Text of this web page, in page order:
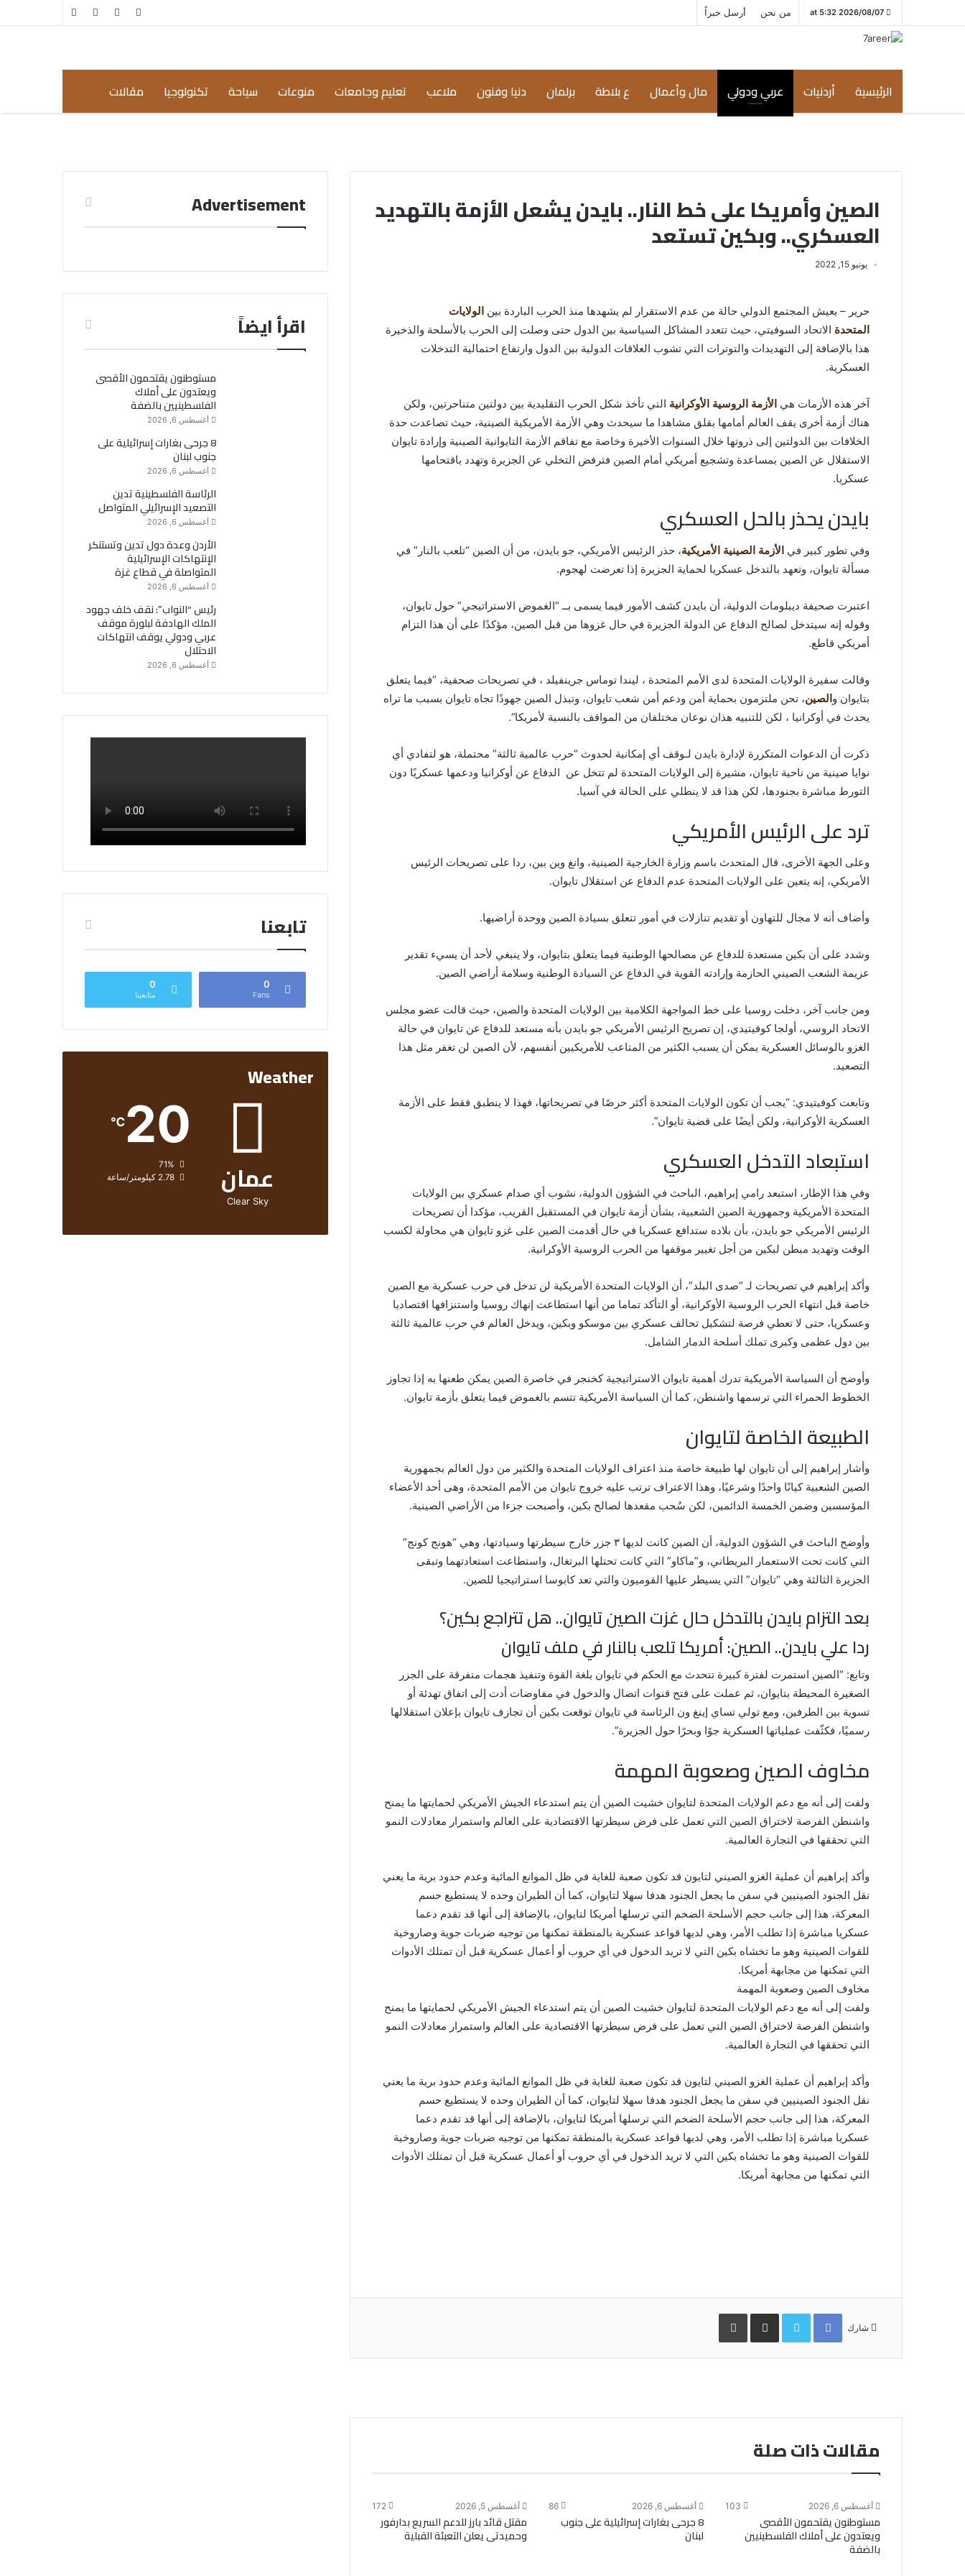
2026/08/07 at 5:32 من نحن أرسل خبراً مقال
الرئيسية أردنيات عربي ودولي مال وأعمال ع بلاطة برلمان دنيا وفنون ملاعب تعليم وجامعات منوعات سياحة تكنولوجيا مقالات
الصين وأمريكا على خط النار.. بايدن يشعل الأزمة بالتهديد
العسكري.. وبكين تستعد
يونيو 15, 2022
حرير – يعيش المجتمع الدولي حالة من عدم الاستقرار لم يشهدها منذ الحرب الباردة بين الولايات
المتحدة الاتحاد السوفيتي، حيث تتعدد المشاكل السياسية بين الدول حتى وصلت إلى الحرب بالأسلحة والذخيرة
هذا بالإضافة إلى التهديدات والتوترات التي تشوب العلاقات الدولية بين الدول وارتفاع احتمالية التدخلات
العسكرية.
آخر هذه الأزمات هي الأزمة الروسية الأوكرانية التي تأخذ شكل الحرب التقليدية بين دولتين متناحرتين، ولكن
هناك أزمة أخرى يقف العالم أمامها بقلق مشاهدا ما سيحدث وهي الأزمة الأمريكية الصينية، حيث تصاعدت حدة
الخلافات بين الدولتين إلى ذروتها خلال السنوات الأخيرة وخاصة مع تفاقم الأزمة التايوانية الصينية وإرادة تايوان
الاستقلال عن الصين بمساعدة وتشجيع أمريكي أمام الصين فترفض التخلي عن الجزيرة وتهدد باقتحامها
عسكريا.
بايدن يحذر بالحل العسكري
وفي تطور كبير في الأزمة الصينية الأمريكية، حذر الرئيس الأمريكي، جو بايدن، من أن الصين “تلعب بالنار” في
مسألة تايوان، وتعهد بالتدخل عسكريا لحماية الجزيرة إذا تعرضت لهجوم.
اعتبرت صحيفة ديبلومات الدولية، أن بايدن كشف الأمور فيما يسمى بــ “الغموض الاستراتيجي” حول تايوان،
وقوله إنه سيتدخل لصالح الدفاع عن الدولة الجزيرة في حال غزوها من قبل الصين، مؤكدًا على أن هذا التزام
أمريكي قاطع.
وقالت سفيرة الولايات المتحدة لدى الأمم المتحدة ، ليندا توماس جرينفيلد ، في تصريحات صحفية، “فيما يتعلق
بتايوان والصين، نحن ملتزمون بحماية أمن ودعم أمن شعب تايوان، وتبذل الصين جهودًا تجاه تايوان بسبب ما تراه
يحدث في أوكرانيا ، لكن للتنبيه هذان نوعان مختلفان من المواقف بالنسبة لأمريكا”.
ذكرت أن الدعوات المتكررة لإدارة بايدن لـوقف أي إمكانية لحدوث “حرب عالمية ثالثة” محتملة، هو لتفادي أي
نوايا صينية من ناحية تايوان، مشيرة إلى الولايات المتحدة لم تتخل عن الدفاع عن أوكرانيا ودعمها عسكريًا دون
التورط مباشرة بجنودها، لكن هذا قد لا ينطلي على الحالة في آسيا.
ترد على الرئيس الأمريكي
وعلى الجهة الأخرى، قال المتحدث باسم وزارة الخارجية الصينية، وانغ وين بين، ردا على تصريحات الرئيس
الأمريكي، إنه يتعين على الولايات المتحدة عدم الدفاع عن استقلال تايوان.
وأضاف أنه لا مجال للتهاون أو تقديم تنازلات في أمور تتعلق بسيادة الصين ووحدة أراضيها.
وشدد على أن بكين مستعدة للدفاع عن مصالحها الوطنية فيما يتعلق بتايوان، ولا ينبغي لأحد أن يسيء تقدير
عزيمة الشعب الصيني الحازمة وإرادته القوية في الدفاع عن السيادة الوطنية وسلامة أراضي الصين.
ومن جانب آخر، دخلت روسيا على خط المواجهة الكلامية بين الولايات المتحدة والصين، حيث قالت عضو مجلس
الاتحاد الروسي، أولجا كوفيتيدي، إن تصريح الرئيس الأمريكي جو بايدن بأنه مستعد للدفاع عن تايوان في حالة
الغزو بالوسائل العسكرية يمكن أن يسبب الكثير من المتاعب للأمريكيين أنفسهم، لأن الصين لن تغفر مثل هذا
التصعيد.
وتابعت كوفيتيدي: “يجب أن تكون الولايات المتحدة أكثر حرصًا في تصريحاتها، فهذا لا ينطبق فقط على الأزمة
العسكرية الأوكرانية، ولكن أيضًا على قضية تايوان”.
استبعاد التدخل العسكري
وفي هذا الإطار، استبعد رامي إبراهيم، الباحث في الشؤون الدولية، نشوب أي صدام عسكري بين الولايات
المتحدة الأمريكية وجمهورية الصين الشعبية، بشأن أزمة تايوان في المستقبل القريب، مؤكدا أن تصريحات
الرئيس الأمريكي جو بايدن، بأن بلاده ستدافع عسكريا في حال أقدمت الصين على غزو تايوان هي محاولة لكسب
الوقت وتهديد مبطن لبكين من أجل تغيير موقفها من الحرب الروسية الأوكرانية.
وأكد إبراهيم في تصريحات لـ “صدى البلد”، أن الولايات المتحدة الأمريكية لن تدخل في حرب عسكرية مع الصين
خاصة قبل انتهاء الحرب الروسية الأوكرانية، أو التأكد تماما من أنها استطاعت إنهاك روسيا واستنزافها اقتصاديا
وعسكريا، حتى لا تعطي فرصة لتشكيل تحالف عسكري بين موسكو وبكين، ويدخل العالم في حرب عالمية ثالثة
بين دول عظمى وكبرى تملك أسلحة الدمار الشامل.
وأوضح أن السياسة الأمريكية تدرك أهمية تايوان الاستراتيجية كخنجر في خاصرة الصين يمكن طعنها به إذا تجاوز
الخطوط الحمراء التي ترسمها واشنطن، كما أن السياسة الأمريكية تتسم بالغموض فيما يتعلق بأزمة تايوان.
الطبيعة الخاصة لتايوان
وأشار إبراهيم إلى أن تايوان لها طبيعة خاصة منذ اعتراف الولايات المتحدة والكثير من دول العالم بجمهورية
الصين الشعبية كيانًا واحدًا وشرعيًا، وهذا الاعتراف ترتب عليه خروج تايوان من الأمم المتحدة، وهى أحد الأعضاء
المؤسسين وضمن الخمسة الدائمين، لكن سُحب مقعدها لصالح بكين، وأصبحت جزءا من الأراضي الصينية.
وأوضح الباحث في الشؤون الدولية، أن الصين كانت لديها ٣ جزر خارج سيطرتها وسيادتها، وهي “هونج كونج”
التي كانت تحت الاستعمار البريطاني، و”ماكاو” التي كانت تحتلها البرتغال، واستطاعت استعادتهما وتبقى
الجزيرة الثالثة وهي “تايوان” التي يسيطر عليها القوميون والتي تعد كابوسا استراتيجيا للصين.
بعد التزام بايدن بالتدخل حال غزت الصين تايوان.. هل تتراجع بكين؟
ردا علي بايدن.. الصين: أمريكا تلعب بالنار في ملف تايوان
وتابع: “الصين استمرت لفترة كبيرة تتحدث مع الحكم في تايوان بلغة القوة وتنفيذ هجمات متفرقة على الجزر
الصغيرة المحيطة بتايوان، ثم عملت على فتح قنوات اتصال والدخول في مفاوضات أدت إلى اتفاق تهدئة أو
تسوية بين الطرفين، ومع تولي تساي إينغ ون الرئاسة في تايوان توقعت بكين أن تجازف تايوان بإعلان استقلالها
رسميًا، فكثّفت عملياتها العسكرية جوًا وبحرًا حول الجزيرة”.
مخاوف الصين وصعوبة المهمة
ولفت إلى أنه مع دعم الولايات المتحدة لتايوان خشيت الصين أن يتم استدعاء الجيش الأمريكي لحمايتها ما يمنح
واشنطن الفرصة لاختراق الصين التي تعمل على فرض سيطرتها الاقتصادية على العالم واستمرار معادلات النمو
التي تحققها في التجارة العالمية.
وأكد إبراهيم أن عملية الغزو الصيني لتايون قد تكون صعبة للغاية في ظل الموانع المائية وعدم حدود برية ما يعني
نقل الجنود الصينيين في سفن ما يجعل الجنود هدفا سهلا لتايوان، كما أن الطيران وحده لا يستطيع حسم
المعركة، هذا إلى جانب حجم الأسلحة الضخم التي ترسلها أمريكا لتايوان، بالإضافة إلى أنها قد تقدم دعما
عسكريا مباشرة إذا تطلب الأمر، وهي لديها قواعد عسكرية بالمنطقة تمكنها من توجيه ضربات جوية وصاروخية
للقوات الصينية وهو ما تخشاه بكين التي لا تريد الدخول في أي حروب أو أعمال عسكرية قبل أن تمتلك الأدوات
التي تمكنها من مجابهة أمريكا.
مخاوف الصين وصعوبة المهمة
ولفت إلى أنه مع دعم الولايات المتحدة لتايوان خشيت الصين أن يتم استدعاء الجيش الأمريكي لحمايتها ما يمنح
واشنطن الفرصة لاختراق الصين التي تعمل على فرض سيطرتها الاقتصادية على العالم واستمرار معادلات النمو
التي تحققها في التجارة العالمية.
وأكد إبراهيم أن عملية الغزو الصيني لتايون قد تكون صعبة للغاية في ظل الموانع المائية وعدم حدود برية ما يعني
نقل الجنود الصينيين في سفن ما يجعل الجنود هدفا سهلا لتايوان، كما أن الطيران وحده لا يستطيع حسم
المعركة، هذا إلى جانب حجم الأسلحة الضخم التي ترسلها أمريكا لتايوان، بالإضافة إلى أنها قد تقدم دعما
عسكريا مباشرة إذا تطلب الأمر، وهي لديها قواعد عسكرية بالمنطقة تمكنها من توجيه ضربات جوية وصاروخية
للقوات الصينية وهو ما تخشاه بكين التي لا تريد الدخول في أي حروب أو أعمال عسكرية قبل أن تمتلك الأدوات
التي تمكنها من مجابهة أمريكا.
شارك
Facebook
Twitterمشاركة
البريد
طباعة
مقالات ذات صلة
أغسطس 6, 2026 103
مستوطنون يقتحمون الأقصى
ويعتدون على أملاك الفلسطينيين
بالضفة
أغسطس 6, 2026 86
8 جرحى بغارات إسرائيلية على جنوب
لبنان
أغسطس 5, 2026 172
مقتل قائد بارز للدعم السريع بدارفور
وحميدتى يعلن التعبئة القبلية
Advertisement
اقرأ ايضاً
مستوطنون يقتحمون الأقصى
ويعتدون على أملاك
الفلسطينيين بالضفة
أغسطس 6, 2026
8 جرحى بغارات إسرائيلية على
جنوب لبنان
أغسطس 6, 2026
الرئاسة الفلسطينية تدين
التصعيد الإسرائيلي المتواصل
أغسطس 6, 2026
الأردن وعدة دول تدين وتستنكر
الإنتهاكات الإسرائيلية
المتواصلة في قطاع غزة
أغسطس 6, 2026
رئيس “النواب”: نقف خلف جهود
الملك الهادفة لبلورة موقف
عربي ودولي يوقف انتهاكات
الاحتلال
أغسطس 6, 2026
تابعنا
0
Fans
0
متابعينا
Weather
عمان
Clear Sky
20
℃
الرطوبة:
الرياح:2.78 كيلومتر/ساعة